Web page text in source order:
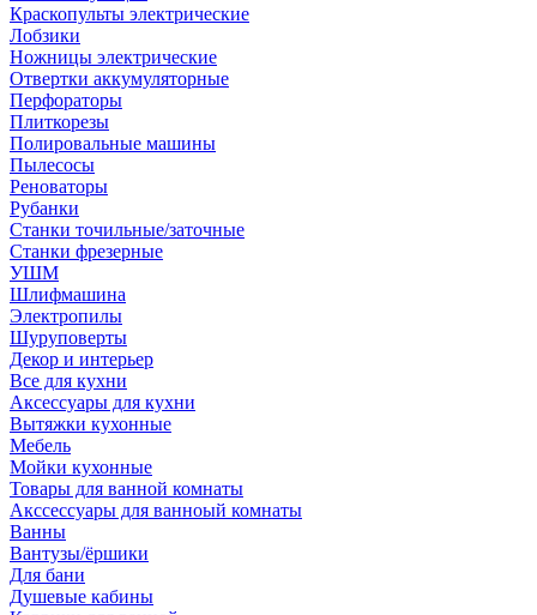
Краскопульты электрические
Лобзики
Ножницы электрические
Отвертки аккумуляторные
Перфораторы
Плиткорезы
Полировальные машины
Пылесосы
Реноваторы
Рубанки
Станки точильные/заточные
Станки фрезерные
УШМ
Шлифмашина
Электропилы
Шуруповерты
Декор и интерьер
Все для кухни
Аксессуары для кухни
Вытяжки кухонные
Мебель
Мойки кухонные
Товары для ванной комнаты
Акссессуары для ванноый комнаты
Ванны
Вантузы/ёршики
Для бани
Душевые кабины